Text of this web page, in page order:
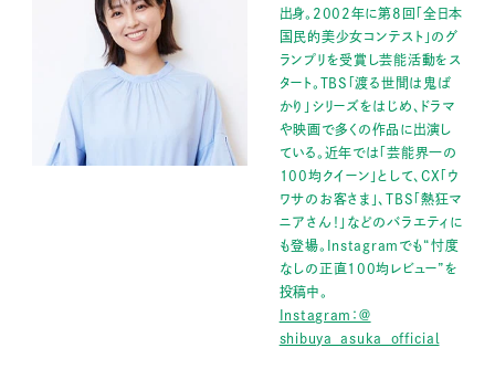
出身。2002年に第8回「全日本
国民的美少女コンテスト」のグ
ランプリを受賞し芸能活動をス
タート。TBS「渡る世間は鬼ば
かり」シリーズをはじめ、ドラマ
や映画で多くの作品に出演し
ている。近年では「芸能界一の
100均クイーン」として、CX「ウ
ワサのお客さま」、TBS「熱狂マ
ニアさん！」などのバラエティに
も登場。Instagramでも“忖度
なしの正直100均レビュー”を
投稿中。
Instagram：＠
shibuya_asuka_official